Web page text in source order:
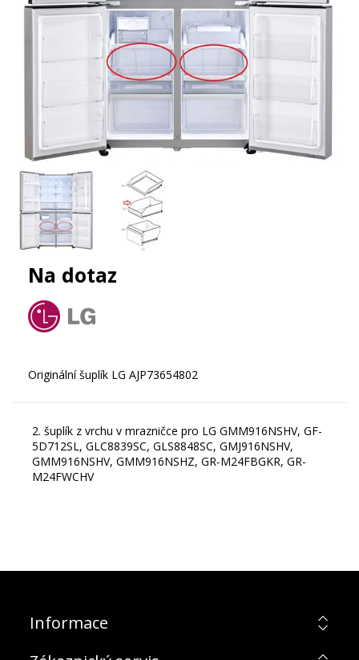
Na dotaz
2. šuplík z vrchu v mrazničce pro LG GMM916NSHV, GF-
5D712SL, GLC8839SC, GLS8848SC, GMJ916NSHV,
GMM916NSHV, GMM916NSHZ, GR-M24FBGKR, GR-
M24FWCHV
Informace